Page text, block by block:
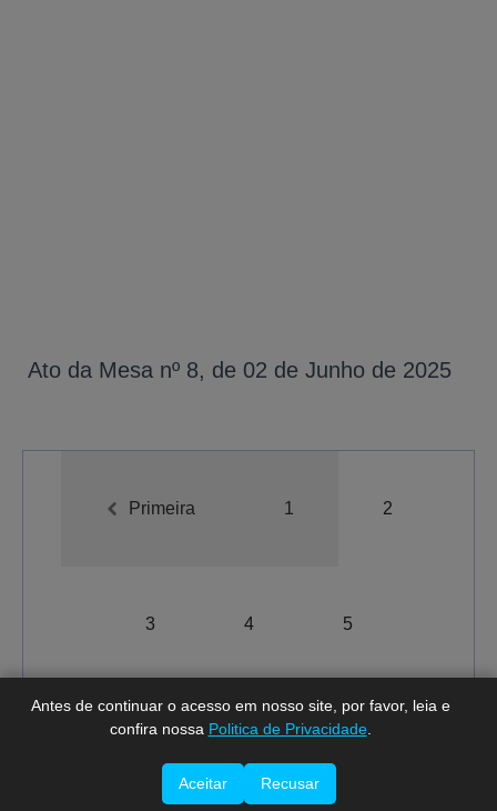
Antes de continuar o acesso em nosso site, por favor, leia e
confira nossa Politica de Privacidade.
Aceitar Recusar
Ato da Mesa nº 8, de 02 de Junho de 2025
Primeira 1 2
3 4 5
Total de registros:61. Última